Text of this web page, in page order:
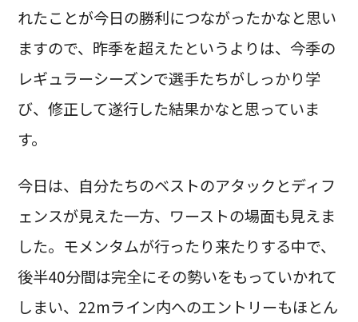
れたことが今日の勝利につながったかなと思い
ますので、昨季を超えたというよりは、今季の
レギュラーシーズンで選手たちがしっかり学
び、修正して遂行した結果かなと思っていま
す。
今日は、自分たちのベストのアタックとディフ
ェンスが見えた一方、ワーストの場面も見えま
した。モメンタムが行ったり来たりする中で、
後半40分間は完全にその勢いをもっていかれて
しまい、22mライン内へのエントリーもほとん